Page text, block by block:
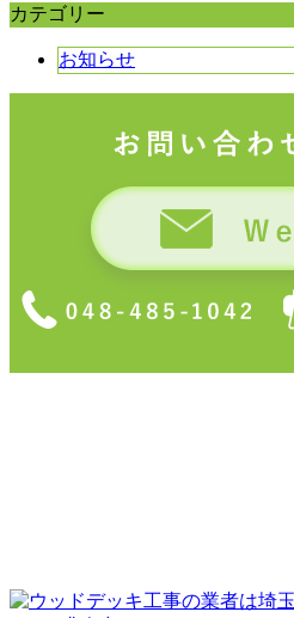
カテゴリー
お知らせ